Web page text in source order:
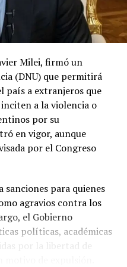
Milei, firmó un
(DNU) que permitirá
país a extranjeros que
a la violencia o
por su
en vigor, aunque
por el Congreso
para quienes
agravios contra los
el Gobierno
políticas, académicas
por la libertad de